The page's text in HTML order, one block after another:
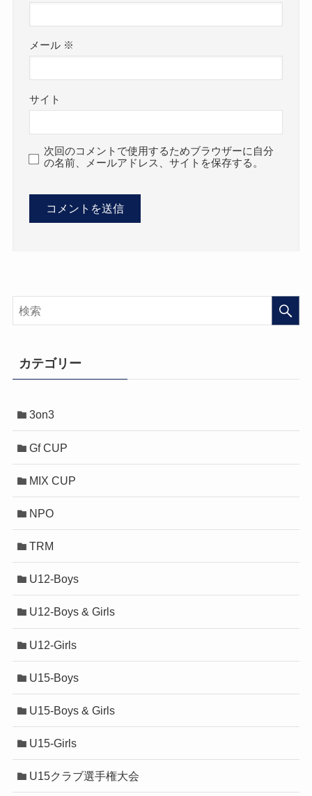
メール ※
サイト
次回のコメントで使用するためブラウザーに自分
の名前、メールアドレス、サイトを保存する。
カテゴリー
3on3
Gf CUP
MIX CUP
NPO
TRM
U12-Boys
U12-Boys & Girls
U12-Girls
U15-Boys
U15-Boys & Girls
U15-Girls
U15クラブ選手権大会